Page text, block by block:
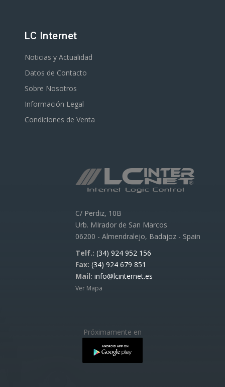
LC Internet
Noticias y Actualidad
Datos de Contacto
Sobre Nosotros
Información Legal
Condiciones de Venta
C/ Perdiz, 10B
Urb. MIrador de San Marcos
06200 - Almendralejo, Badajoz - Spain
Telf.: (34) 924 952 156
Fax: (34) 924 679 851
Mail: info@lcinternet.es
Ver Mapa
Próximamente en